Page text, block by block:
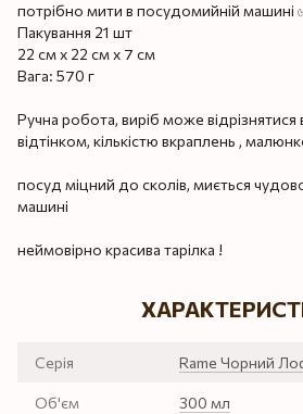
потрібно мити в посудомийній машині
Пакування 21 шт
22 см х 22 см х 7 см
Вага: 570 г
Ручна робота, виріб може відрізнятися
відтінком, кількістю вкраплень ,
посуд міцний до сколів, миється
машині
неймовірно красива тарілка !
Серія Rame Чорний
Об'єм 300 мл